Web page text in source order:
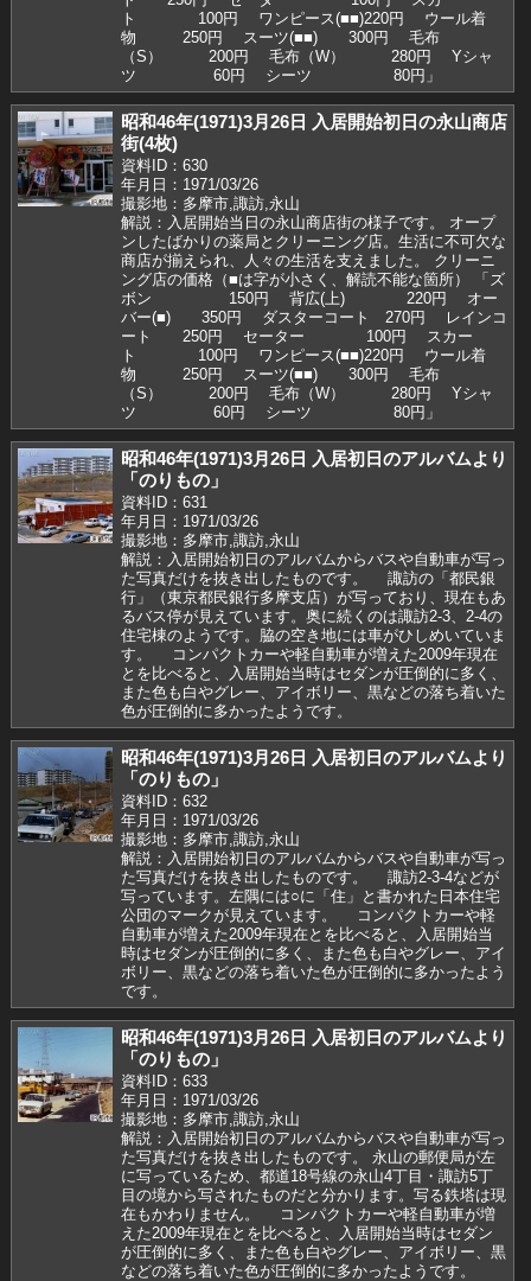
ト 100円 ワンピース(■■)220円 ウール着
物 250円 スーツ(■■) 300円 毛布
（S） 200円 毛布（W） 280円 Yシャ
ツ 60円 シーツ 80円」
昭和46年(1971)3月26日 入居開始初日の永山商店
街(4枚)
資料ID：630
年月日：1971/03/26
撮影地：多摩市,諏訪,永山
解説：入居開始当日の永山商店街の様子です。 オープ
ンしたばかりの薬局とクリーニング店。生活に不可欠な
商店が揃えられ、人々の生活を支えました。 クリーニ
ング店の価格（■は字が小さく、解読不能な箇所） 「ズ
ボン 150円 背広(上) 220円 オー
バー(■) 350円 ダスターコート 270円 レインコ
ート 250円 セーター 100円 スカー
ト 100円 ワンピース(■■)220円 ウール着
物 250円 スーツ(■■) 300円 毛布
（S） 200円 毛布（W） 280円 Yシャ
ツ 60円 シーツ 80円」
昭和46年(1971)3月26日 入居初日のアルバムより
「のりもの」
資料ID：631
年月日：1971/03/26
撮影地：多摩市,諏訪,永山
解説：入居開始初日のアルバムからバスや自動車が写っ
た写真だけを抜き出したものです。 諏訪の「都民銀
行」（東京都民銀行多摩支店）が写っており、現在もあ
るバス停が見えています。奥に続くのは諏訪2-3、2-4の
住宅棟のようです。脇の空き地には車がひしめいていま
す。 コンパクトカーや軽自動車が増えた2009年現在
とを比べると、入居開始当時はセダンが圧倒的に多く、
また色も白やグレー、アイボリー、黒などの落ち着いた
色が圧倒的に多かったようです。
昭和46年(1971)3月26日 入居初日のアルバムより
「のりもの」
資料ID：632
年月日：1971/03/26
撮影地：多摩市,諏訪,永山
解説：入居開始初日のアルバムからバスや自動車が写っ
た写真だけを抜き出したものです。 諏訪2-3-4などが
写っています。左隅には○に「住」と書かれた日本住宅
公団のマークが見えています。 コンパクトカーや軽
自動車が増えた2009年現在とを比べると、入居開始当
時はセダンが圧倒的に多く、また色も白やグレー、アイ
ボリー、黒などの落ち着いた色が圧倒的に多かったよう
です。
昭和46年(1971)3月26日 入居初日のアルバムより
「のりもの」
資料ID：633
年月日：1971/03/26
撮影地：多摩市,諏訪,永山
解説：入居開始初日のアルバムからバスや自動車が写っ
た写真だけを抜き出したものです。 永山の郵便局が左
に写っているため、都道18号線の永山4丁目・諏訪5丁
目の境から写されたものだと分かります。写る鉄塔は現
在もかわりません。 コンパクトカーや軽自動車が増
えた2009年現在とを比べると、入居開始当時はセダン
が圧倒的に多く、また色も白やグレー、アイボリー、黒
などの落ち着いた色が圧倒的に多かったようです。